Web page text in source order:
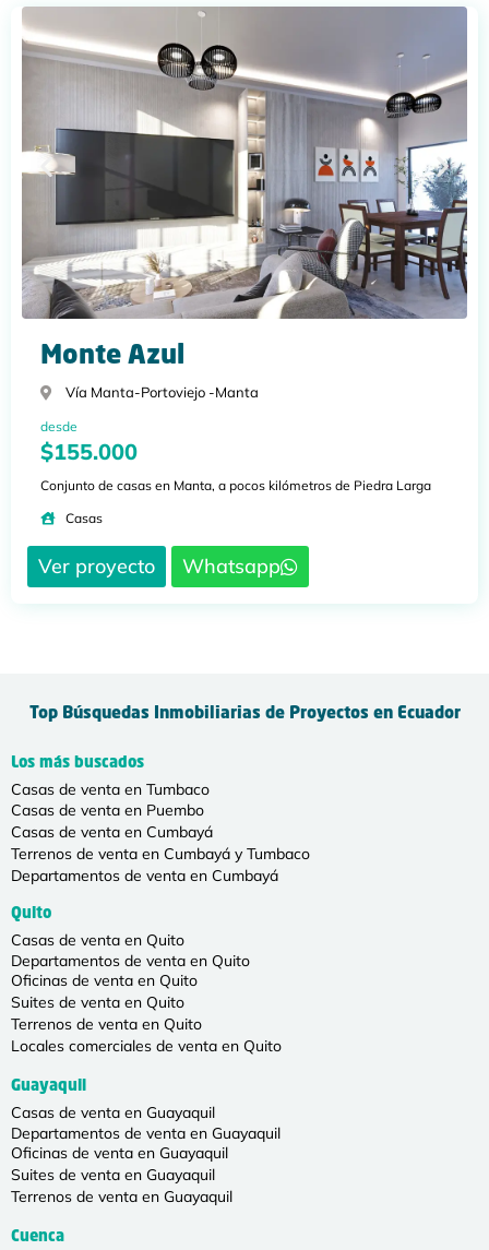
Monte Azul
Vía Manta-Portoviejo -Manta
desde
$155.000
Conjunto de casas en Manta, a pocos kilómetros de Piedra Larga
Casas
Ver proyecto Whatsapp
Top Búsquedas Inmobiliarias de Proyectos en Ecuador
Los más buscados
Casas de venta en Tumbaco
Casas de venta en Puembo
Casas de venta en Cumbayá
Terrenos de venta en Cumbayá y Tumbaco
Departamentos de venta en Cumbayá
Quito
Casas de venta en Quito
Departamentos de venta en Quito
Oficinas de venta en Quito
Suites de venta en Quito
Terrenos de venta en Quito
Locales comerciales de venta en Quito
Guayaquil
Casas de venta en Guayaquil
Departamentos de venta en Guayaquil
Oficinas de venta en Guayaquil
Suites de venta en Guayaquil
Terrenos de venta en Guayaquil
Cuenca